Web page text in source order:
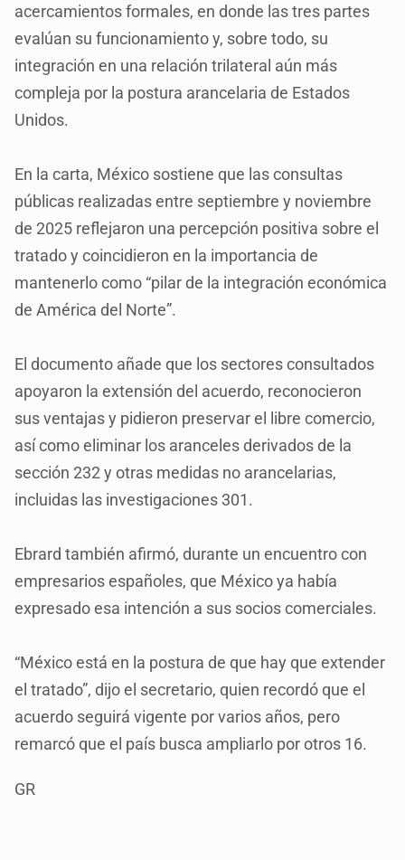
acercamientos formales, en donde las tres partes
evalúan su funcionamiento y, sobre todo, su
integración en una relación trilateral aún más
compleja por la postura arancelaria de Estados
Unidos.
En la carta, México sostiene que las consultas
públicas realizadas entre septiembre y noviembre
de 2025 reflejaron una percepción positiva sobre el
tratado y coincidieron en la importancia de
mantenerlo como “pilar de la integración económica
de América del Norte”.
El documento añade que los sectores consultados
apoyaron la extensión del acuerdo, reconocieron
sus ventajas y pidieron preservar el libre comercio,
así como eliminar los aranceles derivados de la
sección 232 y otras medidas no arancelarias,
incluidas las investigaciones 301.
Ebrard también afirmó, durante un encuentro con
empresarios españoles, que México ya había
expresado esa intención a sus socios comerciales.
“México está en la postura de que hay que extender
el tratado”, dijo el secretario, quien recordó que el
acuerdo seguirá vigente por varios años, pero
remarcó que el país busca ampliarlo por otros 16.
GR